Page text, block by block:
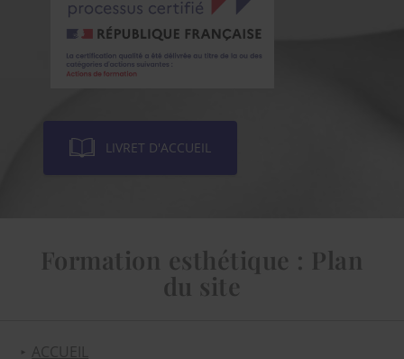
LIVRET D'ACCUEIL
Formation esthétique : Plan
du site
ACCUEIL